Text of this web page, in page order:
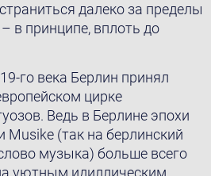
далеко за пределы
в принципе, вплоть до
го века Берлин принял
цирке
Ведь в Берлине эпохи
(так на берлинский
музыка) больше всего
уютным идиллическим